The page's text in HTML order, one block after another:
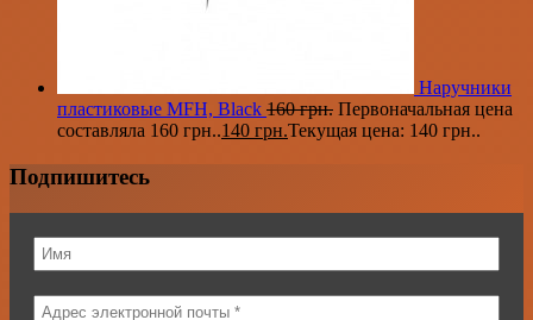
Наручники
пластиковые MFH, Black 160грн. Первоначальная цена
составляла 160 грн..140 грн.Текущая цена: 140 грн..
Подпишитесь